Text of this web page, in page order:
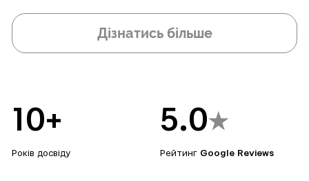
Дізнатись більше
10+
Років досвіду
5.0
Рейтинг Google Reviews